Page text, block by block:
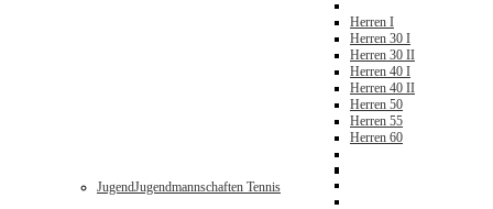
Herren I
Herren 30 I
Herren 30 II
Herren 40 I
Herren 40 II
Herren 50
Herren 55
Herren 60
JugendJugendmannschaften Tennis